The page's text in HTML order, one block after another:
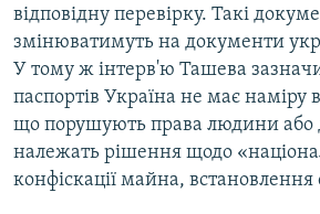
відповідну перевірку. Такі
змінюватимуть на документи
У тому ж інтерв'ю Ташева
паспортів Україна не має наміру
що порушують права людини
належать рішення щодо
конфіскації майна,